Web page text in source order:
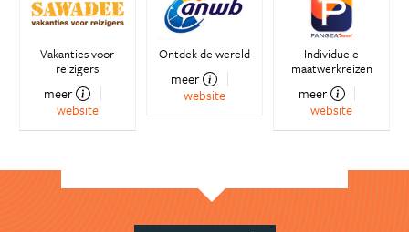
Vakanties voor
reizigers
meer
website
Ontdek de wereld
meer
website
Individuele
maatwerkreizen
meer
website